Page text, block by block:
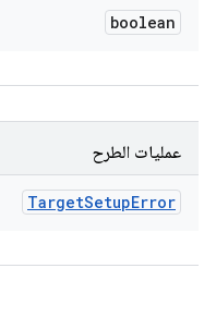
boolean
عمليات الطرح
TargetSetupError